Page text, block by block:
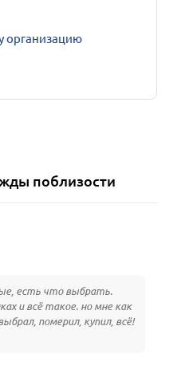
организацию
поблизости
есть что выбрать.
и всё такое. но мне как
померил, купил, всё!